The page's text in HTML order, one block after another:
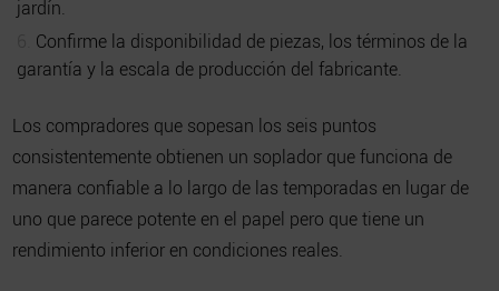
jardín.
Confirme la disponibilidad de piezas, los términos de la
garantía y la escala de producción del fabricante.
Los compradores que sopesan los seis puntos
consistentemente obtienen un soplador que funciona de
manera confiable a lo largo de las temporadas en lugar de
uno que parece potente en el papel pero que tiene un
rendimiento inferior en condiciones reales.